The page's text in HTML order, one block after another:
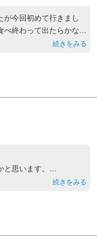
が今回初めて行きまし
終わって出たらかなり
計に混んだのかもしれま
しました。並んでもき
続きをみる
思います。
ますし、温かいお蕎麦の
続きをみる